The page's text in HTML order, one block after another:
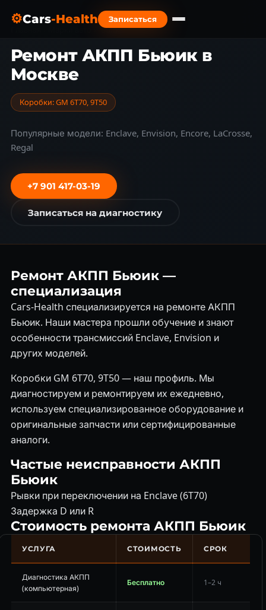
⚙Cars-Health Записаться
Buick
Ремонт АКПП Бьюик в
Москве
Коробки: GM 6T70, 9T50
Популярные модели: Enclave, Envision, Encore, LaCrosse,
Regal
+7 901 417-03-19
Записаться на диагностику
Ремонт АКПП Бьюик —
специализация
Cars-Health специализируется на ремонте АКПП
Бьюик. Наши мастера прошли обучение и знают
особенности трансмиссий Enclave, Envision и
других моделей.
Коробки GM 6T70, 9T50 — наш профиль. Мы
диагностируем и ремонтируем их ежедневно,
используем специализированное оборудование и
оригинальные запчасти или сертифицированные
аналоги.
Частые неисправности АКПП
Бьюик
Рывки при переключении на Enclave (6T70)
Задержка D или R
Стоимость ремонта АКПП Бьюик
УСЛУГА СТОИМОСТЬ СРОК
Диагностика АКПП
(компьютерная)
Бесплатно 1–2 ч